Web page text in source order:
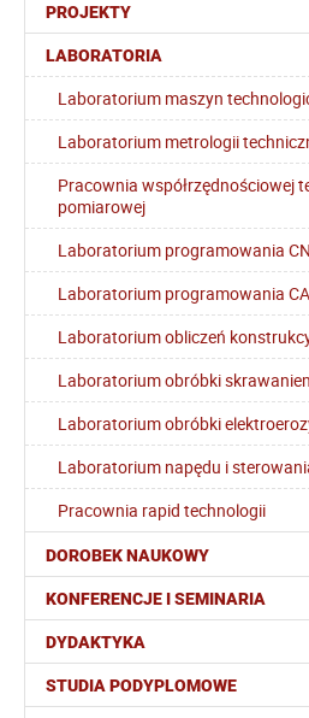
PROJEKTY
LABORATORIA
Laboratorium maszyn
Laboratorium metrologii
Pracownia współrzędnościowej
pomiarowej
Laboratorium programowania
Laboratorium programowania
Laboratorium obliczeń
Laboratorium obróbki
Laboratorium obróbki
Laboratorium napędu i
Pracownia rapid technologii
DOROBEK NAUKOWY
KONFERENCJE I SEMINARIA
DYDAKTYKA
STUDIA PODYPLOMOWE